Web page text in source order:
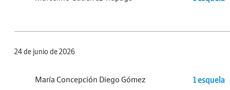
24 de junio de 2026
María Concepción Diego Gómez 1 esquela